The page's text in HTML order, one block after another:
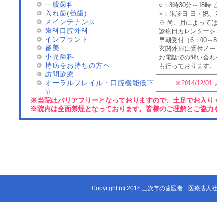
○：8時30分～18時
×：休診日 日・祝
※ 尚、月によって
診療日カレンダー
早朝受付（6：00～
玄関外扉に受付ノ
お電話での問い合
も行っております
※2014/12/01
一般歯科
入れ歯(義歯)
メインテナンス
歯科口腔外科
インプラント
審美
小児歯科
持病をお持ちの方へ
訪問診療
オーラルフレイル・口腔機能低下
症
※当院はバリアフリーとなっておりますので、土足でお入り
※院内は全面禁煙となっております。皆様のご理解とご協力
Copyright (c) 2014 三次市の歯医者 医療法人